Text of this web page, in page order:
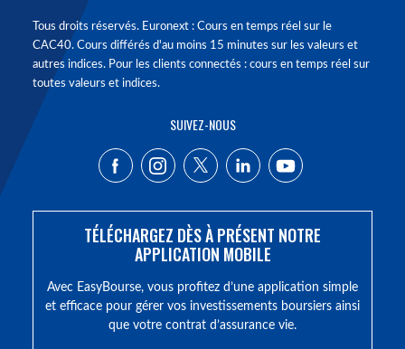
Tous droits réservés. Euronext : Cours en temps réel sur le
CAC40. Cours différés d'au moins 15 minutes sur les valeurs et
autres indices. Pour les clients connectés : cours en temps réel sur
toutes valeurs et indices.
SUIVEZ-NOUS
TÉLÉCHARGEZ DÈS À PRÉSENT NOTRE
APPLICATION MOBILE
Avec EasyBourse, vous profitez d’une application simple
et efficace pour gérer vos investissements boursiers ainsi
que votre contrat d’assurance vie.